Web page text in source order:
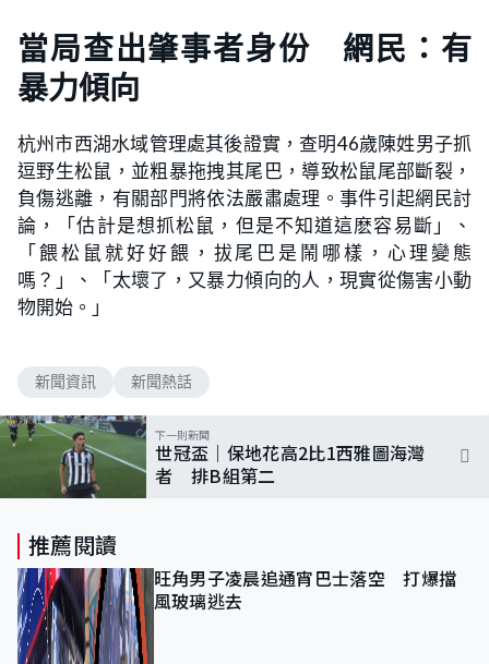
當局查出肇事者身份 網民：有
暴力傾向
杭州市西湖水域管理處其後證實，查明46歲陳姓男子抓
逗野生松鼠，並粗暴拖拽其尾巴，導致松鼠尾部斷裂，
負傷逃離，有關部門將依法嚴肅處理。事件引起網民討
論，「估計是想抓松鼠，但是不知道這麽容易斷」、
「餵松鼠就好好餵，拔尾巴是鬧哪樣，心理變態
嗎？」、「太壞了，又暴力傾向的人，現實從傷害小動
物開始。」
新聞資訊 新聞熱話
下一則新聞
世冠盃｜保地花高2比1西雅圖海灣
者 排B組第二
推薦閱讀
旺角男子凌晨追通宵巴士落空 打爆擋
風玻璃逃去